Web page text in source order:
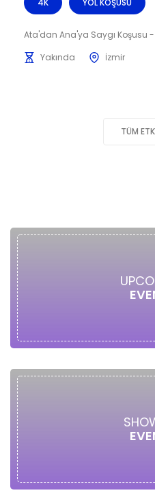
Ata'dan Ana'ya Saygı Koşusu
Yakında
İzmir
TÜM